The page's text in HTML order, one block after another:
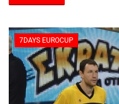
7DAYS EUROCUP